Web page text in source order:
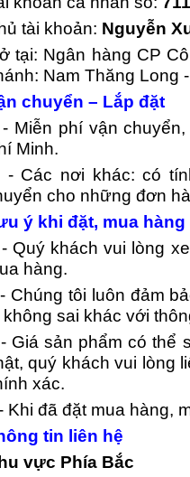
tài khoản: Nguyễn
tại: Ngân hàng CP
Nam Thăng Long
chuyển – Lắp đặt
Miễn phí vận chuyển,
Minh.
Các nơi khác: có
cho những đơn
ý khi đặt, mua hàng
Quý khách vui lòng
hàng.
Chúng tôi luôn đảm
không sai khác với
Giá sản phẩm có thể
quý khách vui lòng
xác.
Khi đã đặt mua hàng,
tin liên hệ
vực Phía Bắc